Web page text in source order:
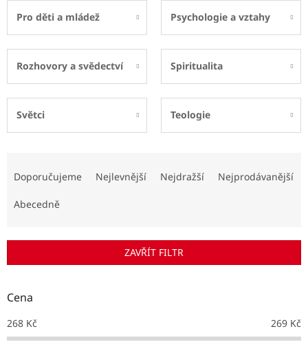
Pro děti a mládež Psychologie a vztahy
Rozhovory a svědectví Spiritualita
Světci Teologie
r
d
k
t
Doporučujeme Nejlevnější Nejdražší Nejprodávanější
Abecedně
ZAVŘÍT FILTR
Cena
268 Kč 269 Kč